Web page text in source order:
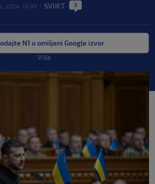
2024. 12:49 SVIJET 3
N1 u omiljeni Google izvor
Više